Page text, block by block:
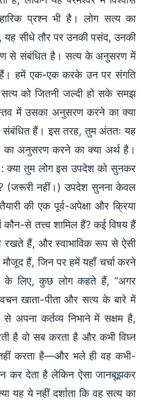
प्रश्न भी है। लोग सत्य का
सीधे तौर पर उनकी पसंद, उनकी
से संबंधित है। सत्य के अनुसरण में
हैं। हमें एक-एक करके उन पर संगति
सत्य को जितनी जल्दी हो सके समझ
में उसका अनुसरण करने का क्या
हैं। इस तरह, तुम अंततः यह
का अनुसरण करने का क्या अर्थ है।
तुम लोग इस उपदेश को सुनकर
(जरूरी नहीं।) उपदेश सुनना केवल
की एक पूर्व-अपेक्षा और क्रिया
से तत्त्व शामिल हैं? कई विषय हैं
हैं, और स्वाभाविक रूप से ऐसी
हैं, जिन पर हमें यहाँ चर्चा करने
के लिए, कुछ लोग कहते हैं, “अगर
वचन खाता-पीता और सत्य के बारे में
अपना कर्तव्य निभाने में सक्षम है,
है वो सब करता है और कभी विघ्न
नहीं करता है—और भले ही वह कभी-
कर देता है लेकिन ऐसा जानबूझकर
यह ये नहीं दर्शाता कि वह सत्य का